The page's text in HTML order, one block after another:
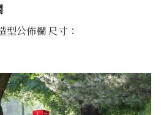
型公佈欄 尺寸：